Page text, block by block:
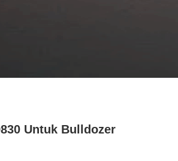
Untuk Bulldozer